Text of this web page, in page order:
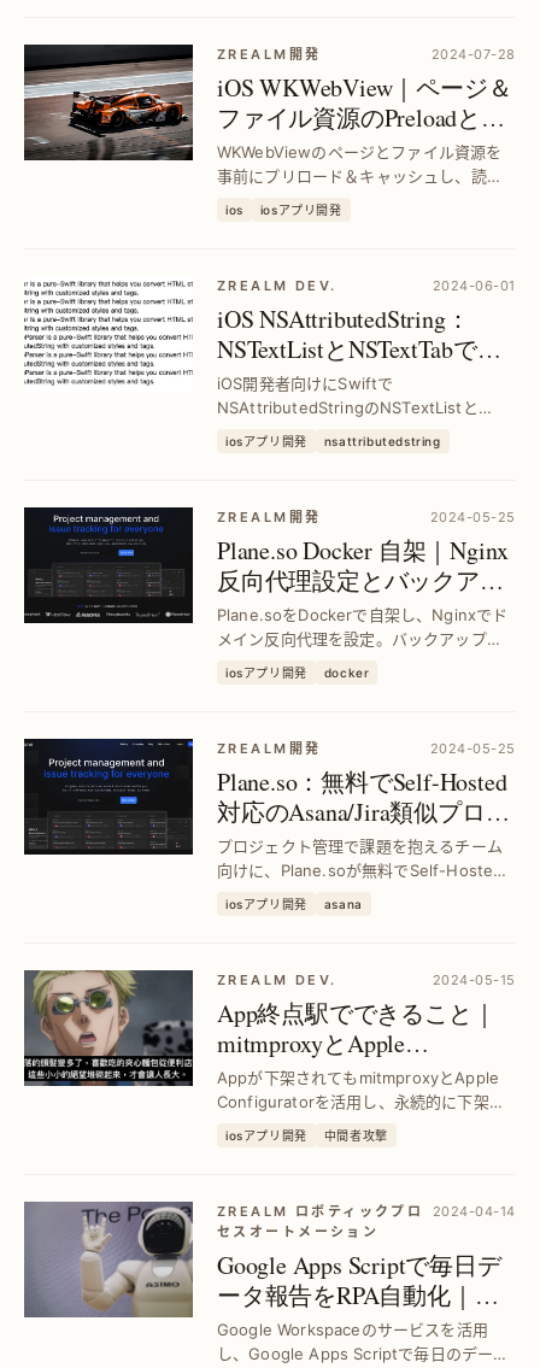
ZREALM開発 2024-07-28
iOS WKWebView｜ページ＆
ファイル資源のPreloadと
Cache活用で高速表示を実現
WKWebViewのページとファイル資源を
事前にプリロード＆キャッシュし、読み
込み遅延を解消。高速表示でユーザー体
ios iosアプリ開発
ZREALM DEV. 2024-06-01
iOS NSAttributedString：
NSTextListとNSTextTabでリ
スト縮排を実現｜Swiftで
HTML風OL/UL/LI対応
iOS開発者向けにSwiftで
NSAttributedStringのNSTextListと
NSTextTabを使い、HTMLリストの
OL/UL/LIのような縮排を簡単実装。面倒
iosアプリ開発 nsattributedstring
ZREALM開発 2024-05-25
Plane.so Docker 自架｜Nginx
反向代理設定とバックアッ
プ手順まとめ
Plane.soをDockerで自架し、Nginxでド
メイン反向代理を設定。バックアップと
復元の具体的手順で安定運用を実現し、
iosアプリ開発 docker
ZREALM開発 2024-05-25
Plane.so：無料でSelf-Hosted
対応のAsana/Jira類似プロジ
ェクト管理ツール｜効率的
なScrum運用を実現
プロジェクト管理で課題を抱えるチーム
向けに、Plane.soが無料でSelf-Hosted
可能なAsana/Jira代替ツールを提供。
iosアプリ開発 asana
ZREALM DEV. 2024-05-15
App終点駅でできること｜
mitmproxyとApple
Configuratorで下架前の状態
を永久保存
Appが下架されてもmitmproxyとApple
Configuratorを活用し、永続的に下架前
の状態を保持。開発者や利用者のニーズ
iosアプリ開発 中間者攻撃
ZREALM ロボティックプロ
セスオートメーション
2024-04-14
Google Apps Scriptで毎日デ
ータ報告をRPA自動化｜効
率化と正確性向上の秘訣
Google Workspaceのサービスを活用
し、Google Apps Scriptで毎日のデータ